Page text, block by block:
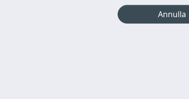
Annulla